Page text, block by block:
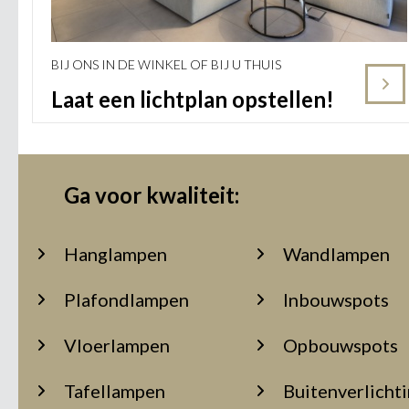
BIJ ONS IN DE WINKEL OF BIJ U THUIS
Laat een lichtplan opstellen!
Ga voor kwaliteit:
Hanglampen Wandlampen
Plafondlampen Inbouwspots
Vloerlampen Opbouwspots
Tafellampen